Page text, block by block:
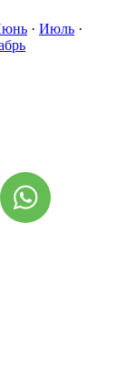
· Июль ·